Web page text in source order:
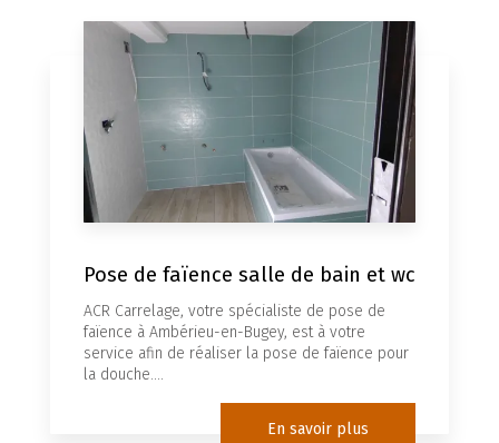
Pose de faïence salle de bain et wc
ACR Carrelage, votre spécialiste de pose de
faïence à Ambérieu-en-Bugey, est à votre
service afin de réaliser la pose de faïence pour
la douche....
En savoir plus